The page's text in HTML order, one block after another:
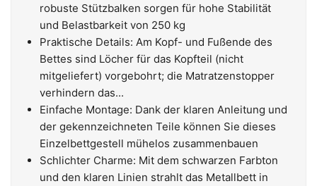
robuste Stützbalken sorgen für hohe Stabilität
und Belastbarkeit von 250 kg
Praktische Details: Am Kopf- und Fußende des
Bettes sind Löcher für das Kopfteil (nicht
mitgeliefert) vorgebohrt; die Matratzenstopper
verhindern das...
Einfache Montage: Dank der klaren Anleitung und
der gekennzeichneten Teile können Sie dieses
Einzelbettgestell mühelos zusammenbauen
Schlichter Charme: Mit dem schwarzen Farbton
und den klaren Linien strahlt das Metallbett in